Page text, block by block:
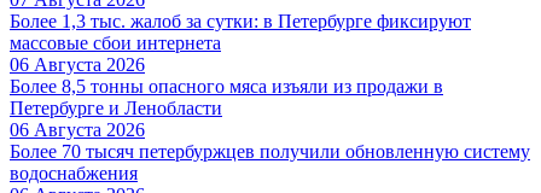
Более 1,3 тыс. жалоб за сутки: в Петербурге фиксируют
массовые сбои интернета
06 Августа 2026
Более 8,5 тонны опасного мяса изъяли из продажи в
Петербурге и Ленобласти
06 Августа 2026
Более 70 тысяч петербуржцев получили обновленную систему
водоснабжения